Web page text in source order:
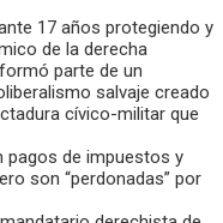
17 años protegiendo y
de la derecha
parte de un
salvaje creado
cívico-militar que
pagos de impuestos y
son “perdonadas” por